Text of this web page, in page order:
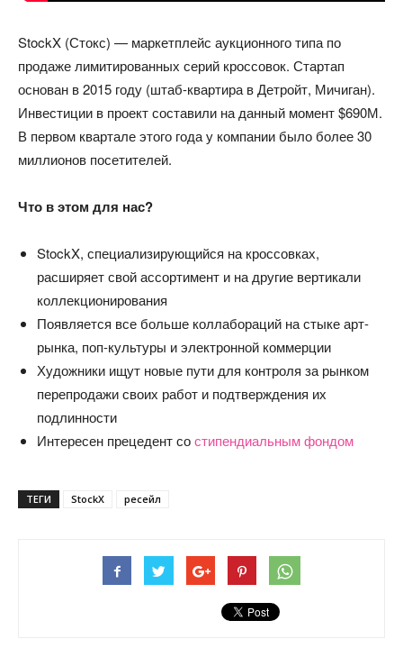
StockX (Стокс) — маркетплейс аукционного типа по
продаже лимитированных серий кроссовок. Стартап
основан в 2015 году (штаб-квартира в Детройт, Мичиган).
Инвестиции в проект составили на данный момент $690М.
В первом квартале этого года у компании было более 30
миллионов посетителей.
Что в этом для нас?
StockX, специализирующийся на кроссовках,
расширяет свой ассортимент и на другие вертикали
коллекционирования
Появляется все больше коллабораций на стыке арт-
рынка, поп-культуры и электронной коммерции
Художники ищут новые пути для контроля за рынком
перепродажи своих работ и подтверждения их
подлинности
Интересен прецедент состипендиальным фондом
ТЕГИ StockX ресейл